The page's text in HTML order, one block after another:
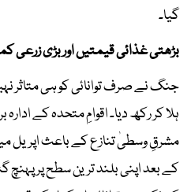
گیا۔
بڑھتی غذائی قیمتیں اور بڑی زرعی
جنگ نے صرف توانائی کو ہی متاثر
ہلا کر رکھ دیا۔ اقوامِ متحدہ کے
کے بعد اپنی بلند ترین سطح پر